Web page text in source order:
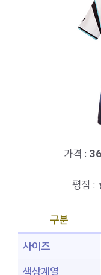
가격 :
평점 :
구분
사이즈
색상계열